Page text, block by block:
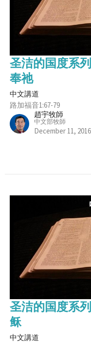
圣洁的国度系
奉祂
中文講道
路加福音1:67-79
趙宇牧師
中文部牧師
December 11, 2016
圣洁的国度系
稣
中文講道